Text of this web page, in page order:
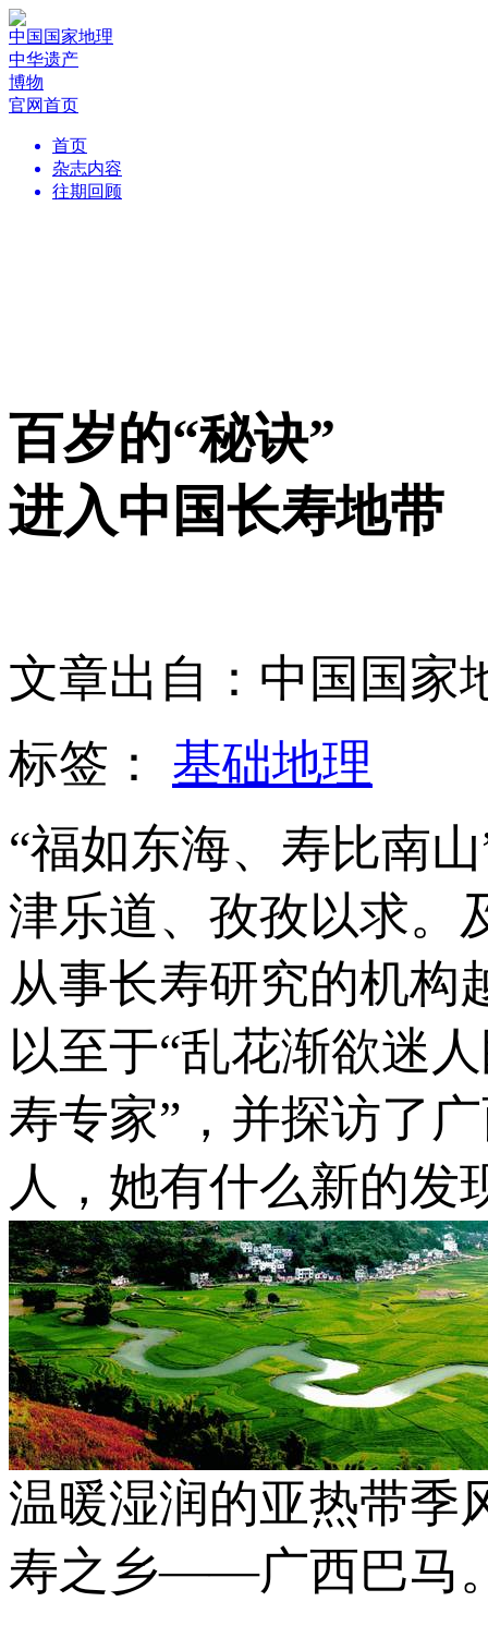
中国国家地理
中华遗产
博物
官网首页
首页
杂志内容
往期回顾
百岁的“秘诀”
进入中国长寿地带
文章出自：中国国家
标签： 基础地理
“福如东海、寿比南
津乐道、孜孜以求。
从事长寿研究的机构
以至于“乱花渐欲迷
寿专家”，并探访了
人，她有什么新的发
温暖湿润的亚热带季
寿之乡——广西巴马